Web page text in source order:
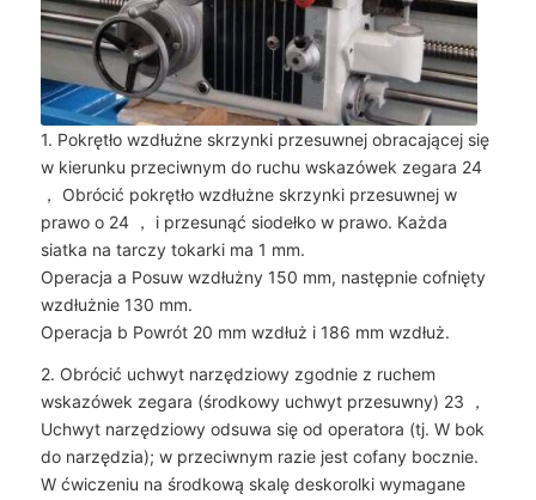
1. Pokrętło wzdłużne skrzynki przesuwnej obracającej się
w kierunku przeciwnym do ruchu wskazówek zegara 24
， Obrócić pokrętło wzdłużne skrzynki przesuwnej w
prawo o 24 ， i przesunąć siodełko w prawo. Każda
siatka na tarczy tokarki ma 1 mm.
Operacja a Posuw wzdłużny 150 mm, następnie cofnięty
wzdłużnie 130 mm.
Operacja b Powrót 20 mm wzdłuż i 186 mm wzdłuż.
2. Obrócić uchwyt narzędziowy zgodnie z ruchem
wskazówek zegara (środkowy uchwyt przesuwny) 23 ，
Uchwyt narzędziowy odsuwa się od operatora (tj. W bok
do narzędzia); w przeciwnym razie jest cofany bocznie.
W ćwiczeniu na środkową skalę deskorolki wymagane